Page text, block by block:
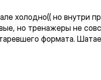
холодно(( но внутри
но тренажеры не
формата.